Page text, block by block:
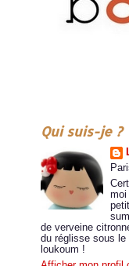
Qui suis-je ?
moi
de verveine
du réglisse sous le
loukoum !